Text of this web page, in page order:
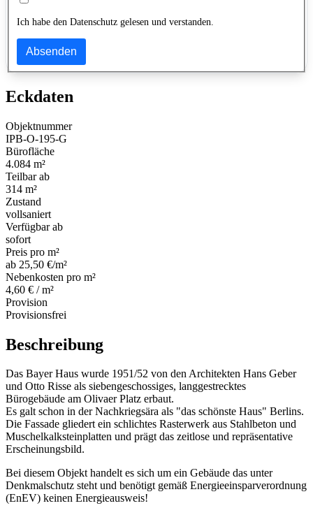
Ich habe den Datenschutz gelesen und verstanden.
Absenden
Eckdaten
Objektnummer
IPB-O-195-G
Bürofläche
4.084 m²
Teilbar ab
314 m²
Zustand
vollsaniert
Verfügbar ab
sofort
Preis pro m²
ab 25,50 €/m²
Nebenkosten pro m²
4,60 € / m²
Provision
Provisionsfrei
Beschreibung
Das Bayer Haus wurde 1951/52 von den Architekten Hans Geber
und Otto Risse als siebengeschossiges, langgestrecktes
Bürogebäude am Olivaer Platz erbaut.
Es galt schon in der Nachkriegsära als "das schönste Haus" Berlins.
Die Fassade gliedert ein schlichtes Rasterwerk aus Stahlbeton und
Muschelkalksteinplatten und prägt das zeitlose und repräsentative
Erscheinungsbild.
Bei diesem Objekt handelt es sich um ein Gebäude das unter
Denkmalschutz steht und benötigt gemäß Energieeinsparverordnung
(EnEV) keinen Energieausweis!